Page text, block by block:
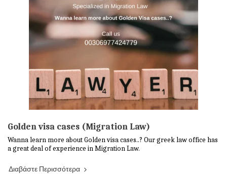
Golden visa cases (Migration Law)
Wanna learn more about Golden visa cases..? Our greek law office has
a great deal of experience in Migration Law.
Διαβάστε Περισσότερα